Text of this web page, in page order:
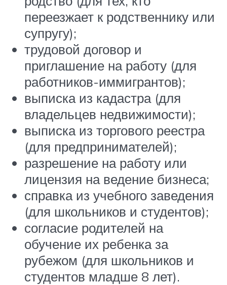
переезжает к родственнику или
супругу);
трудовой договор и
приглашение на работу (для
работников-иммигрантов);
выписка из кадастра (для
владельцев недвижимости);
выписка из торгового реестра
(для предпринимателей);
разрешение на работу или
лицензия на ведение бизнеса;
справка из учебного заведения
(для школьников и студентов);
согласие родителей на
обучение их ребенка за
рубежом (для школьников и
студентов младше 8 лет).